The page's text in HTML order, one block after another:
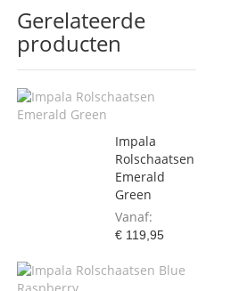
Gerelateerde
producten
Impala
Rolschaatsen
Emerald
Green
Vanaf
€ 119,95